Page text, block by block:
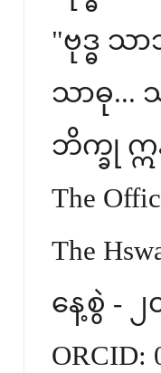
"ဗုဒ္ဓ သ
သာဓု...
ဘိက္ခု ဣ
The
The
နေ့စွဲ - ၂
ORCID: